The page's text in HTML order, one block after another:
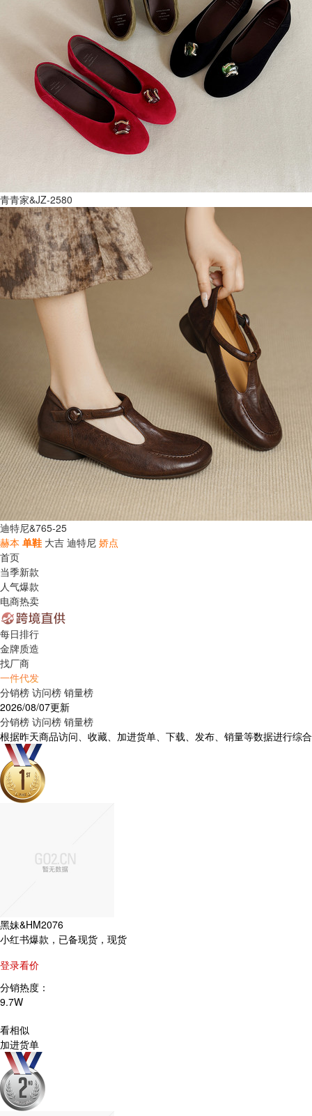
青青家&JZ-2580
迪特尼&765-25
赫本 单鞋 大吉 迪特尼 娇点
首页
当季新款
人气爆款
电商热卖
每日排行
金牌质造
找厂商
一件代发
分销榜 访问榜 销量榜
2026/08/07更新
分销榜 访问榜 销量榜
根据昨天商品访问、收藏、加进货单、下载、发布、销量等数据进行综
黑妹&HM2076
小红书爆款，已备现货，现货
登录看价
分销热度：
9.7W
看相似
加进货单